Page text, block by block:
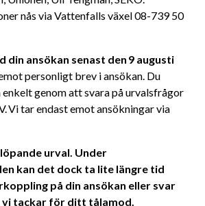
nås via Vattenfalls växel 08-739 50
din ansökan senast den 9 augusti
personligt brev i ansökan. Du
genom att svara på urvalsfrågor
Vi tar endast emot ansökningar via
urval. Under
kan det dock ta lite längre tid
på din ansökan eller svar
vi tackar för ditt tålamod.